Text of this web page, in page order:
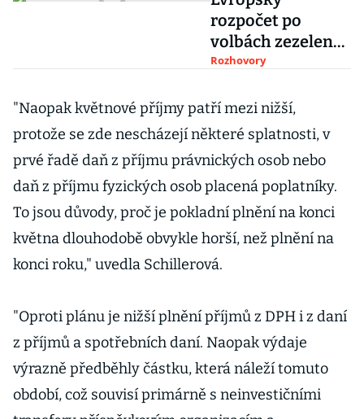
rozpočet po
volbách zezelená,
říká ekonom Petr
Rozhovory
"Naopak květnové příjmy patří mezi nižší,
protože se zde nescházejí některé splatnosti, v
prvé řadě daň z příjmu právnických osob nebo
daň z příjmu fyzických osob placená poplatníky.
To jsou důvody, proč je pokladní plnění na konci
května dlouhodobě obvykle horší, než plnění na
konci roku," uvedla Schillerová.
"Oproti plánu je nižší plnění příjmů z DPH i z daní
z příjmů a spotřebních daní. Naopak výdaje
výrazně předběhly částku, která náleží tomuto
období, což souvisí primárně s neinvestičními